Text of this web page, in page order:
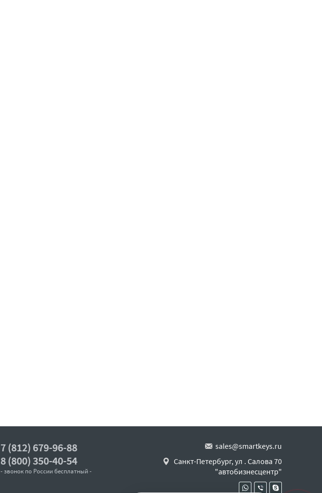
7 (812) 679-96-88
8 (800) 350-40-54
- звонок по России бесплатный -
sales@smartkeys.ru
Санкт-Петербург, ул . Салова 70
"автобизнесцентр"